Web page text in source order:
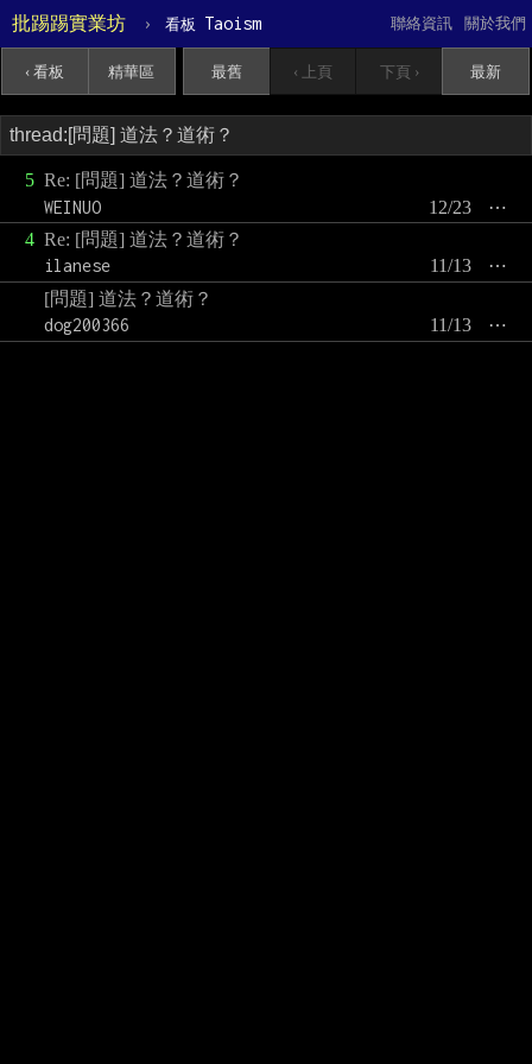
批踢踢實業坊 › 看板 Taoism 關於我們
聯絡資訊
‹ 看板 精華區 最舊 ‹ 上頁 下頁 › 最新
5 Re: [問題] 道法？道術？
WEINUO
⋯
12/23
4 Re: [問題] 道法？道術？
ilanese
⋯
11/13
[問題] 道法？道術？
dog200366
⋯
11/13